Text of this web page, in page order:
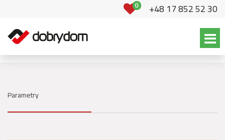
0 +48 17 852 52 30
Parametry